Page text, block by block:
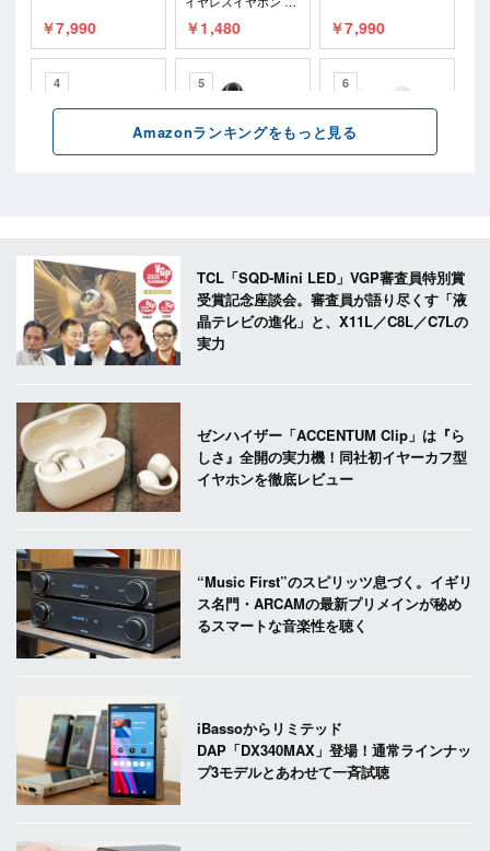
TCL「SQD-Mini LED」VGP審査員特別賞
受賞記念座談会。審査員が語り尽くす「液
晶テレビの進化」と、X11L／C8L／C7Lの
実力
ゼンハイザー「ACCENTUM Clip」は『ら
しさ』全開の実力機！同社初イヤーカフ型
イヤホンを徹底レビュー
“Music First”のスピリッツ息づく。イギリ
ス名門・ARCAMの最新プリメインが秘め
るスマートな音楽性を聴く
iBassoからリミテッド
DAP「DX340MAX」登場！通常ラインナッ
プ3モデルとあわせて一斉試聴